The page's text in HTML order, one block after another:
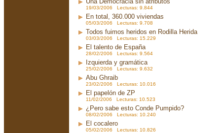
19/03/2006 Lecturas: 9.844
En total, 360.000 viviendas
05/03/2006 Lecturas: 9.708
Todos fuimos heridos en Rodilla Herida
03/03/2006 Lecturas: 15.229
El talento de España
28/02/2006 Lecturas: 9.564
Izquierda y gramática
25/02/2006 Lecturas: 9.632
Abu Ghraib
23/02/2006 Lecturas: 10.016
El papelón de ZP
11/02/2006 Lecturas: 10.523
¿Pero sabe esto Conde Pumpido?
08/02/2006 Lecturas: 10.240
El cocalero
05/02/2006 Lecturas: 10.826